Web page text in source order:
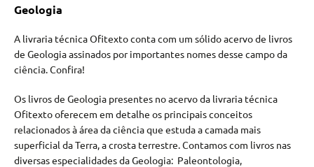
Geologia
A livraria técnica Ofitexto conta com um sólido acervo de livros
de Geologia assinados por importantes nomes desse campo da
ciência. Confira!
Os livros de Geologia presentes no acervo da livraria técnica
Ofitexto oferecem em detalhe os principais conceitos
relacionados à área da ciência que estuda a camada mais
superficial da Terra, a crosta terrestre. Contamos com livros nas
diversas especialidades da Geologia: Paleontologia,